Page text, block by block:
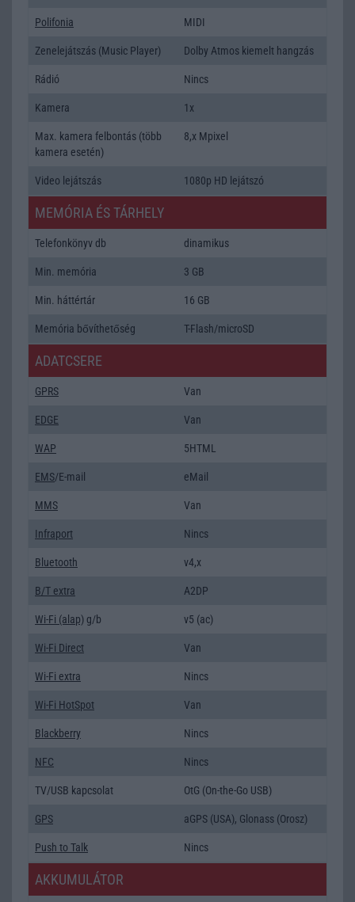
Polifonia MIDI
Zenelejátszás (Music Player) Dolby Atmos kiemelt hangzás
Rádió Nincs
Kamera 1x
Max. kamera felbontás (több
kamera esetén)
8,x Mpixel
Video lejátszás 1080p HD lejátszó
MEMÓRIA ÉS TÁRHELY
Telefonkönyv db dinamikus
Min. memória 3 GB
Min. háttértár 16 GB
Memória bővíthetőség T-Flash/microSD
ADATCSERE
GPRS Van
EDGE Van
WAP 5HTML
EMS/E-mail eMail
MMS Van
Infraport Nincs
Bluetooth v4,x
B/T extra A2DP
Wi-Fi (alap) g/b v5 (ac)
Wi-Fi Direct Van
Wi-Fi extra Nincs
Wi-Fi HotSpot Van
Blackberry Nincs
NFC Nincs
TV/USB kapcsolat OtG (On-the-Go USB)
GPS aGPS (USA), Glonass (Orosz)
Push to Talk Nincs
AKKUMULÁTOR